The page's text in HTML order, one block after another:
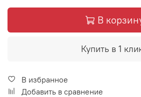
В
Купить в 1
В избранное
Добавить в сравнение